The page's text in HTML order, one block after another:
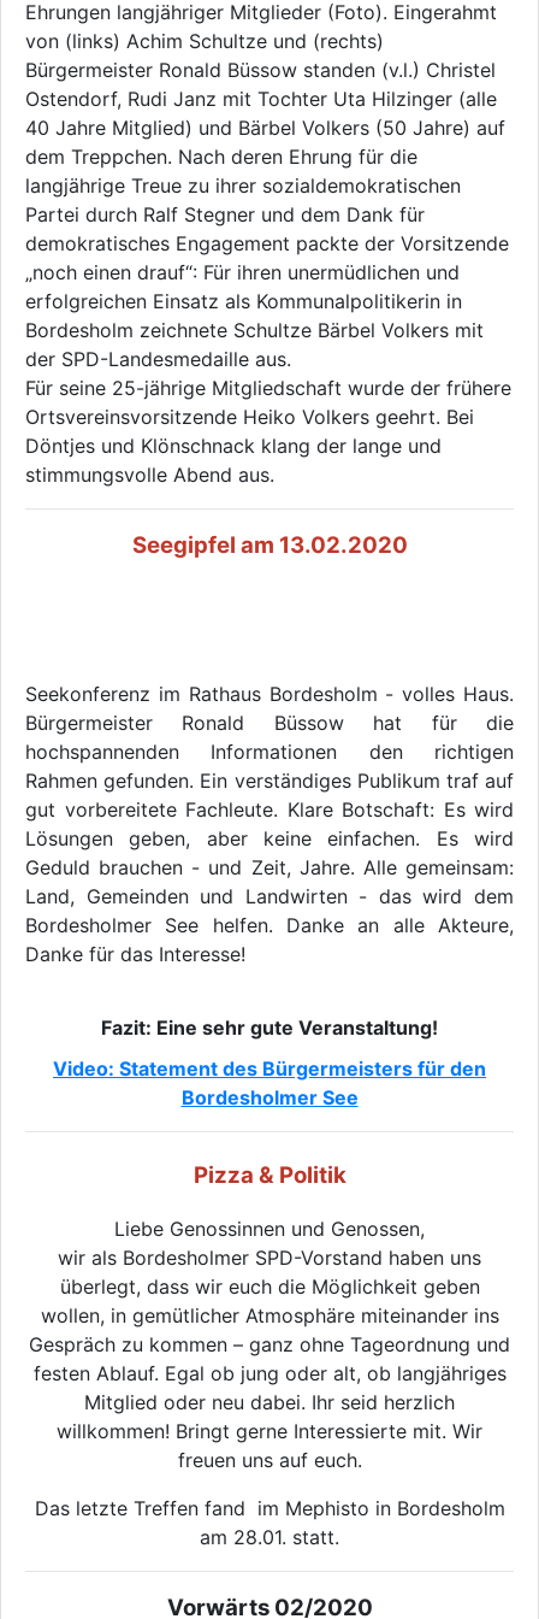
Ehrungen langjähriger Mitglieder (Foto). Eingerahmt
von (links) Achim Schultze und (rechts)
Bürgermeister Ronald Büssow standen (v.l.) Christel
Ostendorf, Rudi Janz mit Tochter Uta Hilzinger (alle
40 Jahre Mitglied) und Bärbel Volkers (50 Jahre) auf
dem Treppchen. Nach deren Ehrung für die
langjährige Treue zu ihrer sozialdemokratischen
Partei durch Ralf Stegner und dem Dank für
demokratisches Engagement packte der Vorsitzende
„noch einen drauf“: Für ihren unermüdlichen und
erfolgreichen Einsatz als Kommunalpolitikerin in
Bordesholm zeichnete Schultze Bärbel Volkers mit
der SPD-Landesmedaille aus.
Für seine 25-jährige Mitgliedschaft wurde der frühere
Ortsvereinsvorsitzende Heiko Volkers geehrt. Bei
Döntjes und Klönschnack klang der lange und
stimmungsvolle Abend aus.
Seegipfel am 13.02.2020
Seekonferenz im Rathaus Bordesholm - volles Haus.
Bürgermeister Ronald Büssow hat für die
hochspannenden Informationen den richtigen
Rahmen gefunden. Ein verständiges Publikum traf auf
gut vorbereitete Fachleute. Klare Botschaft: Es wird
Lösungen geben, aber keine einfachen. Es wird
Geduld brauchen - und Zeit, Jahre. Alle gemeinsam:
Land, Gemeinden und Landwirten - das wird dem
Bordesholmer See helfen. Danke an alle Akteure,
Danke für das Interesse!
Fazit: Eine sehr gute Veranstaltung!
Video: Statement des Bürgermeisters für den
Bordesholmer See
Pizza & Politik
Liebe Genossinnen und Genossen,
wir als Bordesholmer SPD-Vorstand haben uns
überlegt, dass wir euch die Möglichkeit geben
wollen, in gemütlicher Atmosphäre miteinander ins
Gespräch zu kommen – ganz ohne Tageordnung und
festen Ablauf. Egal ob jung oder alt, ob langjähriges
Mitglied oder neu dabei. Ihr seid herzlich
willkommen! Bringt gerne Interessierte mit. Wir
freuen uns auf euch.
Das letzte Treffen fand im Mephisto in Bordesholm
am 28.01. statt.
Vorwärts 02/2020